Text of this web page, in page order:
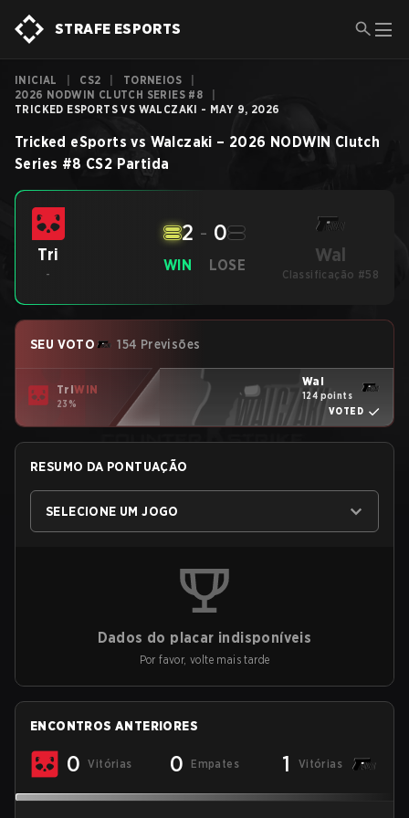
STRAFE ESPORTS
INICIAL CS2 TORNEIOS
2026 NODWIN CLUTCH SERIES #8
TRICKED ESPORTS VS WALCZAKI - MAY 9, 2026
Tricked eSports vs Walczaki – 2026 NODWIN Clutch
Series #8 CS2 Partida
Tri
-
WIN
2 - 0
LOSE Wal
Classificação #58
SEU VOTO 154 Previsões
TriWIN
23%
Wal
124 points
VOTED
RESUMO DA PONTUAÇÃO
SELECIONE UM JOGO
Dados do placar indisponíveis
Por favor, volte mais tarde
ENCONTROS ANTERIORES
0 Vitórias 0 Empates 1 Vitórias